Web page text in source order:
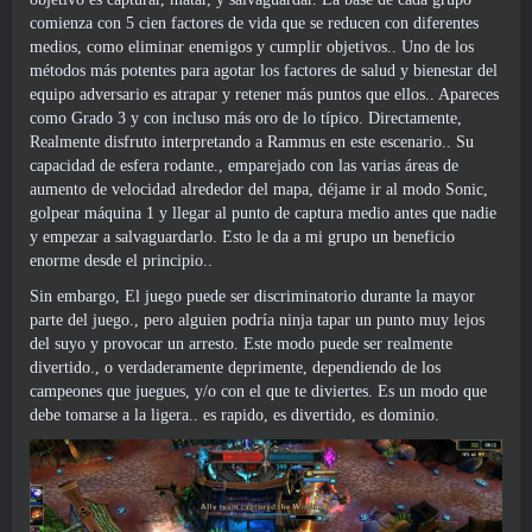
comienza con 5 cien factores de vida que se reducen con diferentes
medios, como eliminar enemigos y cumplir objetivos.. Uno de los
métodos más potentes para agotar los factores de salud y bienestar del
equipo adversario es atrapar y retener más puntos que ellos.. Apareces
como Grado 3 y con incluso más oro de lo típico. Directamente,
Realmente disfruto interpretando a Rammus en este escenario.. Su
capacidad de esfera rodante., emparejado con las varias áreas de
aumento de velocidad alrededor del mapa, déjame ir al modo Sonic,
golpear máquina 1 y llegar al punto de captura medio antes que nadie
y empezar a salvaguardarlo. Esto le da a mi grupo un beneficio
enorme desde el principio..
Sin embargo, El juego puede ser discriminatorio durante la mayor
parte del juego., pero alguien podría ninja tapar un punto muy lejos
del suyo y provocar un arresto. Este modo puede ser realmente
divertido., o verdaderamente deprimente, dependiendo de los
campeones que juegues, y/o con el que te diviertes. Es un modo que
debe tomarse a la ligera.. es rapido, es divertido, es dominio.